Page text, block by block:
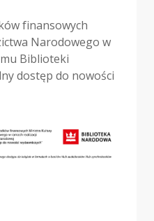
finansowych
Narodowego w
Biblioteki
dostęp do nowości